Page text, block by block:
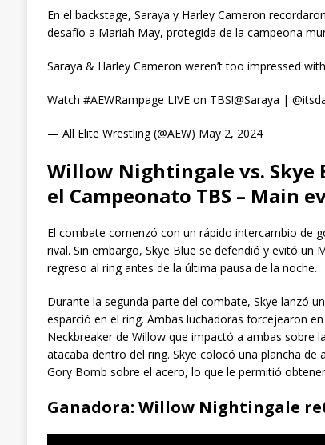
En el backstage, Saraya y Harley Cameron
desafío a Mariah May, protegida de la campeona
Saraya & Harley Cameron weren’t too impressed
Watch #AEWRampage LIVE on TBS!@Saraya |
— All Elite Wrestling (@AEW) May 2, 2024
Willow Nightingale vs. Skye
el Campeonato TBS – Main
El combate comenzó con un rápido intercambio de
rival. Sin embargo, Skye Blue se defendió y evitó un
regreso al ring antes de la última pausa de la noche.
Durante la segunda parte del combate, Skye lanzó
esparció en el ring. Ambas luchadoras forcejearon
Neckbreaker de Willow que impactó a ambas sobre
atacaba dentro del ring. Skye colocó una plancha
Gory Bomb sobre el acero, lo que le permitió
Ganadora: Willow Nightingale